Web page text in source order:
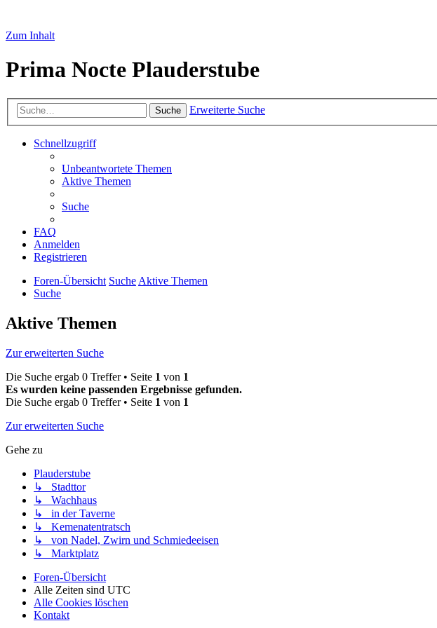
Zum Inhalt
Prima Nocte Plauderstube
Suche Erweiterte Suche
Schnellzugriff
Unbeantwortete Themen
Aktive Themen
Suche
FAQ
Anmelden
Registrieren
Foren-Übersicht SucheAktive Themen
Suche
Aktive Themen
Zur erweiterten Suche
Die Suche ergab 0 Treffer • Seite 1 von 1
Es wurden keine passenden Ergebnisse gefunden.
Die Suche ergab 0 Treffer • Seite 1 von 1
Zur erweiterten Suche
Gehe zu
Plauderstube
↳ Stadttor
↳ Wachhaus
↳ in der Taverne
↳ Kemenatentratsch
↳ von Nadel, Zwirn und Schmiedeeisen
↳ Marktplatz
Foren-Übersicht
Alle Zeiten sind UTC
Alle Cookies löschen
Kontakt